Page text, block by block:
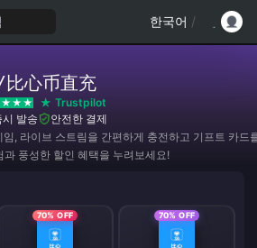
한국어 /
心币直充
Trustpilot
시 발송
안전한 결제
, 라이브 스트림을 간편하게 충전하고 기프트 카드
과 풍성한 할인 혜택을 누려보세요!
70% OFF 70% OFF